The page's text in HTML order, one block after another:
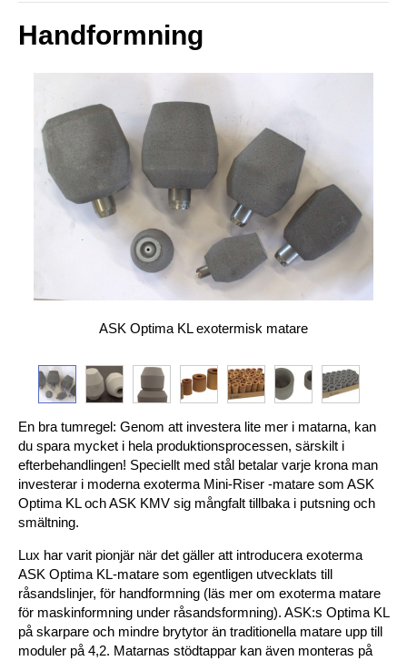
Kontakt
Handformning
ASK Optima KL exotermisk matare
En bra tumregel: Genom att investera lite mer i matarna, kan
du spara mycket i hela produktionsprocessen, särskilt i
efterbehandlingen! Speciellt med stål betalar varje krona man
investerar i moderna exoterma Mini-Riser -matare som ASK
Optima KL och ASK KMV sig mångfalt tillbaka i putsning och
smältning.
Lux har varit pionjär när det gäller att introducera exoterma
ASK Optima KL-matare som egentligen utvecklats till
råsandslinjer, för handformning (läs mer om exoterma matare
för maskinformning under råsandsformning). ASK:s Optima KL
på skarpare och mindre brytytor än traditionella matare upp till
moduler på 4,2. Matarnas stödtappar kan även monteras på